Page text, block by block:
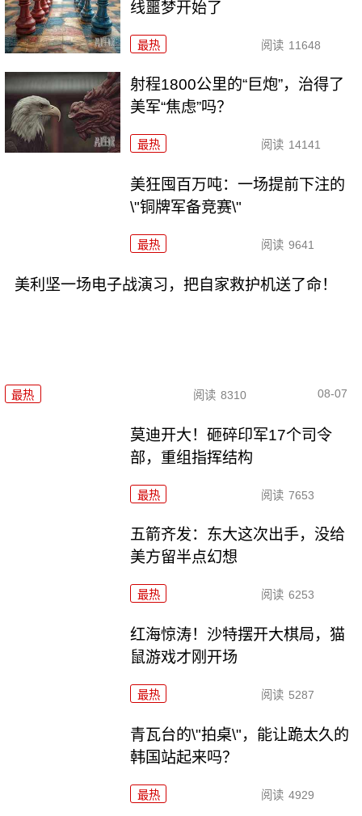
线噩梦开始了
最热 阅读 11648
射程1800公里的“巨炮”，治得了
美军“焦虑”吗？
最热 阅读 14141
美狂囤百万吨：一场提前下注的
\"铜牌军备竞赛\"
最热 阅读 9641
美利坚一场电子战演习，把自家救护机送了命！
最热 阅读 8310 08-07
莫迪开大！砸碎印军17个司令
部，重组指挥结构
最热 阅读 7653
五箭齐发：东大这次出手，没给
美方留半点幻想
最热 阅读 6253
红海惊涛！沙特摆开大棋局，猫
鼠游戏才刚开场
最热 阅读 5287
青瓦台的\"拍桌\"，能让跪太久的
韩国站起来吗？
最热 阅读 4929